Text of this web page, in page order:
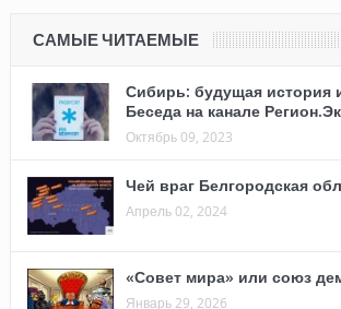
САМЫЕ ЧИТАЕМЫЕ
Сибирь: будущая история
Беседа на канале
Октябрь 09, 2023
Чей враг Белгородская
Апрель 02, 2024
«Совет мира» или союз
Январь 29, 2026